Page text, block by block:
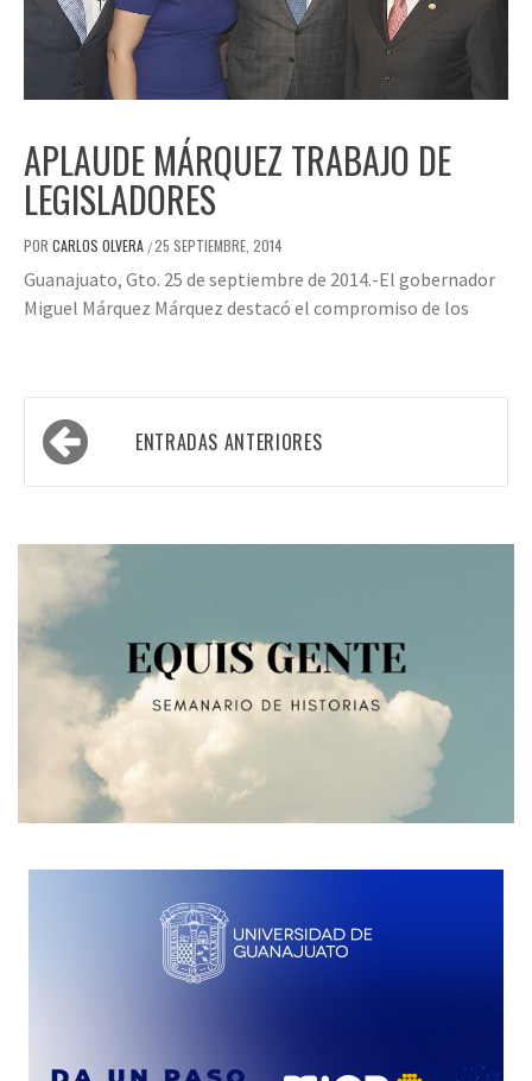
APLAUDE MÁRQUEZ TRABAJO DE
LEGISLADORES
POR CARLOS OLVERA /25 SEPTIEMBRE, 2014
Guanajuato, Gto. 25 de septiembre de 2014.-El gobernador
Miguel Márquez Márquez destacó el compromiso de los
Navegación
de ENTRADAS ANTERIORES